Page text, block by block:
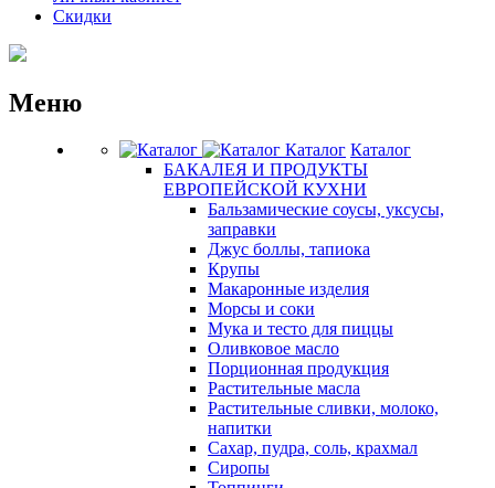
Скидки
Меню
Каталог Каталог
БАКАЛЕЯ И ПРОДУКТЫ
ЕВРОПЕЙСКОЙ КУХНИ
Бальзамические соусы, уксусы,
заправки
Джус боллы, тапиока
Крупы
Макаронные изделия
Морсы и соки
Мука и тесто для пиццы
Оливковое масло
Порционная продукция
Растительные масла
Растительные сливки, молоко,
напитки
Сахар, пудра, соль, крахмал
Сиропы